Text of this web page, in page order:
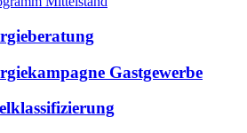
Gastgewerbe